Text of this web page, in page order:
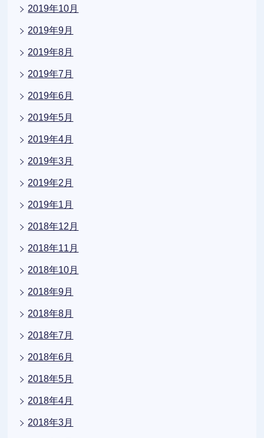
2019年10月
2019年9月
2019年8月
2019年7月
2019年6月
2019年5月
2019年4月
2019年3月
2019年2月
2019年1月
2018年12月
2018年11月
2018年10月
2018年9月
2018年8月
2018年7月
2018年6月
2018年5月
2018年4月
2018年3月